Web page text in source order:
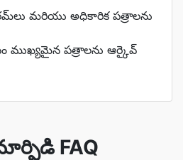
మరియు అధికారిక పత్రాలను
ముఖ్యమైన పత్రాలను ఆర్కైవ్
FAQ